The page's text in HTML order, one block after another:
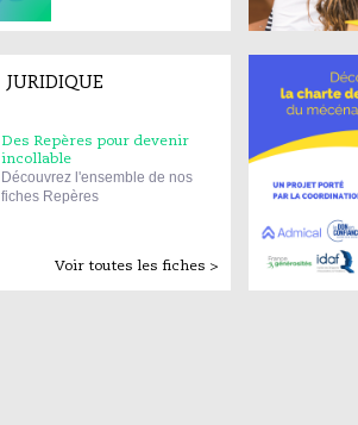
JURIDIQUE
Des Repères pour devenir
incollable
Découvrez l'ensemble de nos
fiches Repères
Voir toutes les fiches >